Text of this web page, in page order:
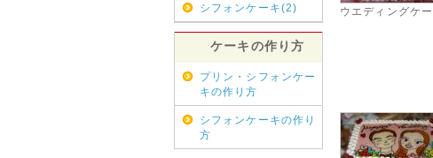
シフォンケーキ(2)
ケーキの作り方
プリン・シフォンケー
キの作り方
シフォンケーキの作り
方
ウエディングケ